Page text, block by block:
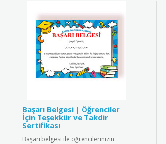
Başarı Belgesi | Öğrenciler
İçin Teşekkür ve Takdir
Sertifikası
Başarı belgesi ile öğrencilerinizin